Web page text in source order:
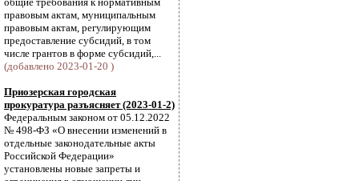
правовым актам, муниципальным
правовым актам, регулирующим
предоставление субсидий, в том
числе грантов в форме субсидий,...
(добавлено 2023-01-20 )
Приозерская городская
прокуратура разъясняет (2023-01-2)
Федеральным законом от 05.12.2022
№ 498-ФЗ «О внесении изменений в
отдельные законодательные акты
Российской Федерации»
установлены новые запреты и